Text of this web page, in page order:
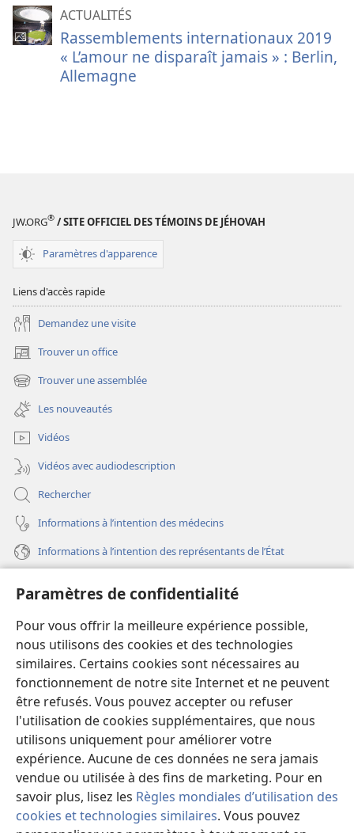
Paramètres de confidentialité
Pour vous offrir la meilleure expérience possible,
nous utilisons des cookies et des technologies
similaires. Certains cookies sont nécessaires au
fonctionnement de notre site Internet et ne peuvent
être refusés. Vous pouvez accepter ou refuser
l'utilisation de cookies supplémentaires, que nous
utilisons uniquement pour améliorer votre
expérience. Aucune de ces données ne sera jamais
vendue ou utilisée à des fins de marketing. Pour en
savoir plus, lisez les Règles mondiales d’utilisation des
cookies et technologies similaires. Vous pouvez
ACTUALITÉS
Rassemblements internationaux 2019
« L’amour ne disparaît jamais » : Berlin,
Allemagne
JW.ORG® / SITE OFFICIEL DES TÉMOINS DE JÉHOVAH
Paramètres d'apparence
Liens d'accès rapide
Demandez une visite
Trouver un office
(ouvre
une
nouvelle
fenêtre)
Trouver une assemblée
(ouvre
une
nouvelle
fenêtre)
Les nouveautés
Vidéos
Vidéos avec audiodescription
Rechercher
Informations à l’intention des médecins
Informations à l’intention des représentants de l’État
(ouvre
une
nouvelle
fenêtre)
Bibliothèque en ligne
(ouvre
une
nouvelle
fenêtre)
JW Hub®
(ouvre
une
nouvelle
fenêtre)
JW Library
Watchtower Library